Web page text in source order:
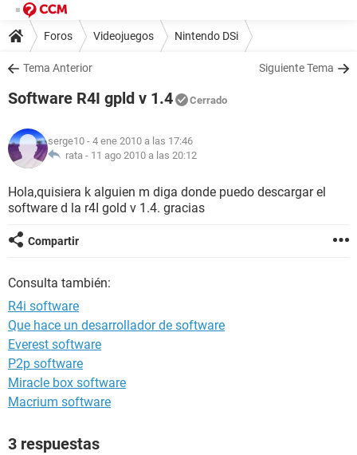
Foros Videojuegos Nintendo DSi
Tema Anterior Siguiente Tema
Software R4I gpld v 1.4 Cerrado
serge10 - 4 ene 2010 a las 17:46
rata - 11 ago 2010 a las 20:12
Hola,quisiera k alguien m diga donde puedo descargar el
software d la r4I gold v 1.4. gracias
Compartir
Consulta también:
R4i software
Que hace un desarrollador de software
Everest software
P2p software
Miracle box software
Macrium software
3 respuestas